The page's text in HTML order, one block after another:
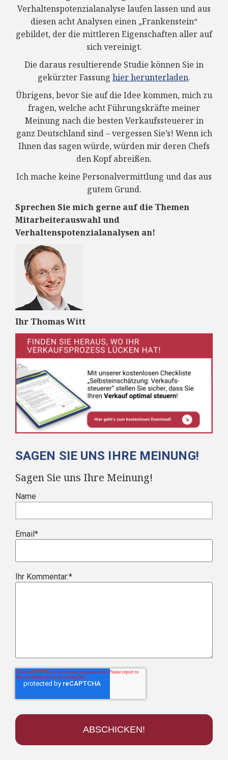
Verhaltenspotenzialanalyse laufen lassen und aus
diesen acht Analysen einen „Frankenstein“
gebildet, der die mittleren Eigenschaften aller auf
sich vereinigt.
Die daraus resultierende Studie können Sie in
gekürzter Fassung hier herunterladen.
Übrigens, bevor Sie auf die Idee kommen, mich zu
fragen, welche acht Führungskräfte meiner
Meinung nach die besten Verkaufssteuerer in
ganz Deutschland sind – vergessen Sie’s! Wenn ich
Ihnen das sagen würde, würden mir deren Chefs
den Kopf abreißen.
Ich mache keine Personalvermittlung und das aus
gutem Grund.
Sprechen Sie mich gerne auf die Themen
Mitarbeiterauswahl und
Verhaltenspotenzialanalysen an!
Ihr Thomas Witt
SAGEN SIE UNS IHRE MEINUNG!
Sagen Sie uns Ihre Meinung!
Name
Email*
Ihr Kommentar:*